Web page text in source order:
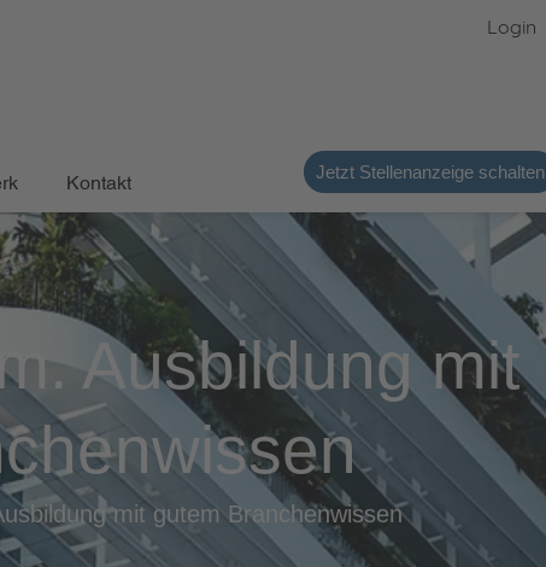
Login
Kontakt Jetzt Stellenanzeige schalten
Ausbildung mit
mit gutem Branchenwissen